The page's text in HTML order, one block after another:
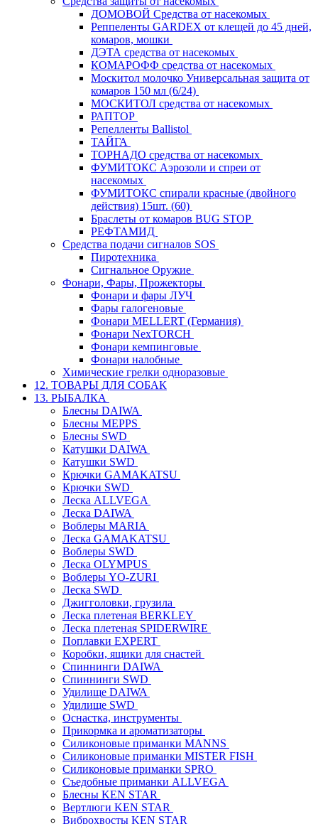
ДОМОВОЙ Средства от насекомых
Реппеленты GARDEX от клещей до 45 дней,
комаров, мошки
ДЭТА средства от насекомых
КОМАРОФФ средства от насекомых
Москитол молочко Универсальная защита от
комаров 150 мл (6/24)
МОСКИТОЛ средства от насекомых
РАПТОР
Репелленты Ballistol
ТАЙГА
ТОРНАДО средства от насекомых
ФУМИТОКС Аэрозоли и спреи от
насекомых
ФУМИТОКС спирали красные (двойного
действия) 15шт. (60)
Браслеты от комаров BUG STOP
РЕФТАМИД
Средства подачи сигналов SOS
Пиротехника
Сигнальное Оружие
Фонари, Фары, Прожекторы
Фонари и фары ЛУЧ
Фары галогеновые
Фонари MELLERT (Германия)
Фонари NexTORCH
Фонари кемпинговые
Фонари налобные
Химические грелки одноразовые
12. ТОВАРЫ ДЛЯ СОБАК
13. РЫБАЛКА
Блесны DAIWA
Блесны MEPPS
Блесны SWD
Катушки DAIWA
Катушки SWD
Крючки GAMAKATSU
Крючки SWD
Леска ALLVEGA
Леска DAIWA
Воблеры MARIA
Леска GAMAKATSU
Воблеры SWD
Леска OLYMPUS
Воблеры YO-ZURI
Леска SWD
Джигголовки, грузила
Леска плетеная BERKLEY
Леска плетеная SPIDERWIRE
Поплавки EXPERT
Коробки, ящики для снастей
Спиннинги DAIWA
Спиннинги SWD
Удилище DAIWA
Удилище SWD
Оснастка, инструменты
Прикормка и ароматизаторы
Силиконовые приманки MANNS
Силиконовые приманки MISTER FISH
Силиконовые приманки SPRO
Съедобные приманки ALLVEGA
Блесны KEN STAR
Вертлюги KEN STAR
Виброхвосты KEN STAR